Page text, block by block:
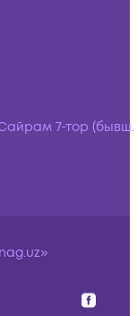
7-тор (бывш.